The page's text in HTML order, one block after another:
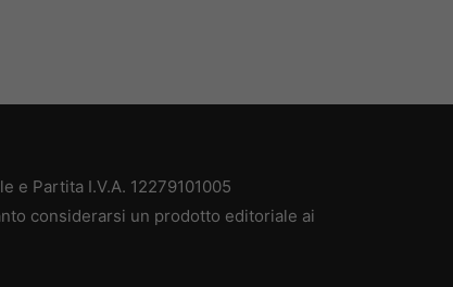
e Partita I.V.A. 12279101005
considerarsi un prodotto editoriale ai